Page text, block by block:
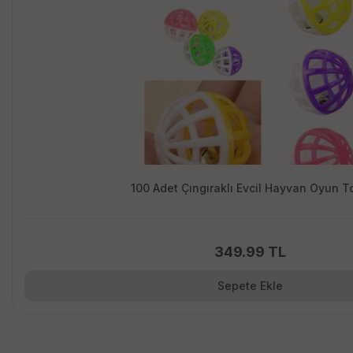
100 Adet Çıngıraklı Evcil Hayvan Oyun
349.99 TL
Sepete Ekle